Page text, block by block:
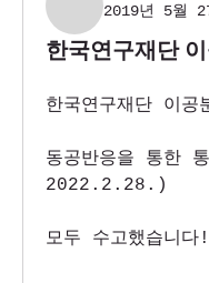
2019년 5월
한국연구재단
한국연구재단 이
동공반응을 통한
2022.2.28.)
모두 수고했습니다!